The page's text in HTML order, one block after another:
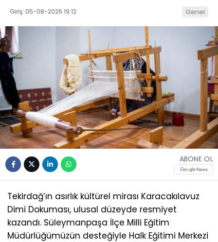
Giriş: 05-08-2026 19:12 Genel
ABONE OL
Tekirdağ’ın asırlık kültürel mirası Karacakılavuz
Dimi Dokuması, ulusal düzeyde resmiyet
kazandı. Süleymanpaşa İlçe Milli Eğitim
Müdürlüğümüzün desteğiyle Halk Eğitimi Merkezi